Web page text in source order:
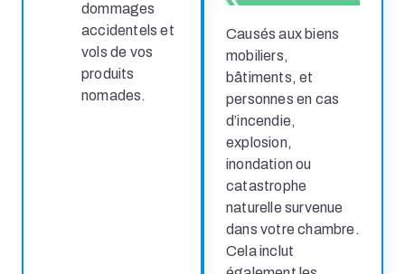
dommages
accidentels et
vols de vos
produits
nomades.
Causés aux biens
mobiliers,
bâtiments, et
personnes en cas
d’incendie,
explosion,
inondation ou
catastrophe
naturelle survenue
dans votre chambre.
Cela inclut